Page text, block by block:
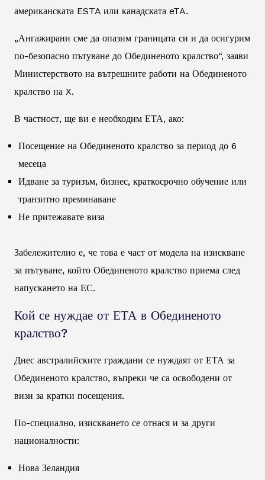
американската ESTA или канадската eTA.
„Ангажирани сме да опазим границата си и да осигурим
по-безопасно пътуване до Обединеното кралство“, заяви
Министерството на вътрешните работи на Обединеното
кралство на X.
В частност, ще ви е необходим ЕТА, ако:
Посещение на Обединеното кралство за период до 6
месеца
Идване за туризъм, бизнес, краткосрочно обучение или
транзитно преминаване
Не притежавате виза
Забележително е, че това е част от модела на изискване
за пътуване, който Обединеното кралство приема след
напускането на ЕС.
Кой се нуждае от ЕТА в Обединеното
кралство?
Днес австралийските граждани се нуждаят от ЕТА за
Обединеното кралство, въпреки че са освободени от
визи за кратки посещения.
По-специално, изискването се отнася и за други
националности:
Нова Зеландия